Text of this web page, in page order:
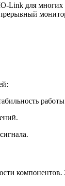
для многих